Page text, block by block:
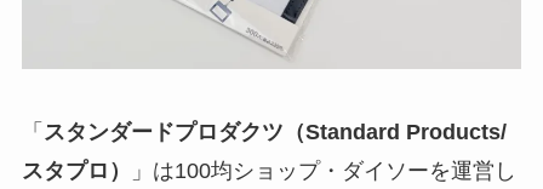
「 スタンダードプロダクツ（Standard Products/
スタプロ）
」は100均ショップ・ダイソーを運営し